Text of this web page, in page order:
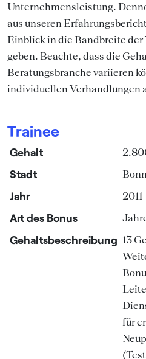
Unternehmensleistung.
aus unseren
Einblick in die Bandbreite
geben. Beachte, dass die
Beratungsbranche variieren
individuellen Verhandlungen
Trainee
Gehalt
Stadt
Jahr 2011
Art des Bonus
Gehaltsbeschreibung 13
für